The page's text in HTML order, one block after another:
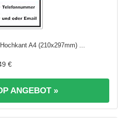
A4 (210x297mm) ...
€
ANGEBOT »